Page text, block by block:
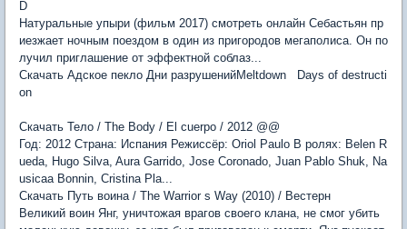
D
Натуральные упыри (фильм 2017) смотреть онлайн Себастьян пр
иезжает ночным поездом в один из пригородов мегаполиса. Он по
лучил приглашение от эффектной соблаз...
Скачать Адское пекло Дни разрушенийMeltdown Days of destructi
on
Скачать Тело / The Body / El cuerpo / 2012 @@
Год: 2012 Страна: Испания Режиссёр: Oriol Paulo В ролях: Belen R
ueda, Hugo Silva, Aura Garrido, Jose Coronado, Juan Pablo Shuk, Na
usicaa Bonnin, Cristina Pla...
Скачать Путь воина / The Warrior s Way (2010) / Вестерн
Великий воин Янг, уничтожая врагов своего клана, не смог убить